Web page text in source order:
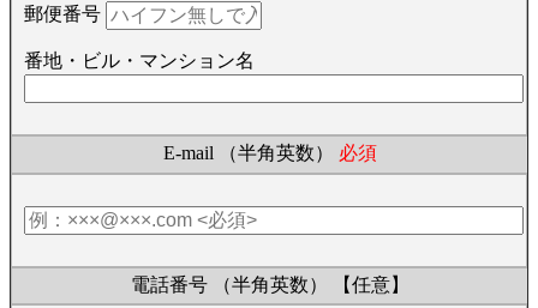
郵便番号
番地・ビル・マンション名
E-mail （半角英数） 必須
電話番号 （半角英数） 【任意】